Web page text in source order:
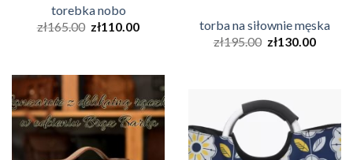
torebka nobo
zł165.00 zł110.00
torba na siłownie męska
zł195.00 zł130.00